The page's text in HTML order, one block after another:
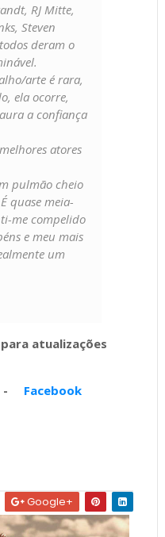
RJ Mitte,
Steven
deram o
arte é rara,
ela ocorre,
a confiança
atores
pulmão cheio
quase meia-
me compelido
e meu mais
um
atualizações
Facebook
Google+